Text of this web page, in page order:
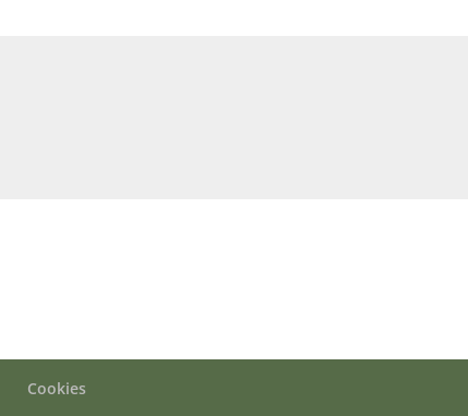
Cookies